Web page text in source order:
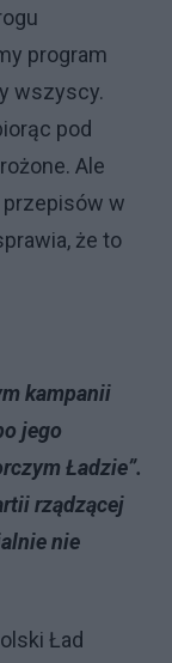
program
wszyscy.
pod
Ale
w
że to
kampanii
jego
Ładzie”.
rządzącej
nie
Ład